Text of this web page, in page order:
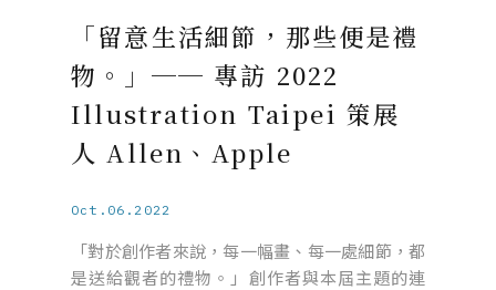
「留意生活細節，那些便是禮
物。」── 專訪 2022
Illustration Taipei 策展
人 Allen、Apple
Oct.06.2022
「對於創作者來說，每一幅畫、每一處細節，都
是送給觀者的禮物。」創作者與本屆主題的連